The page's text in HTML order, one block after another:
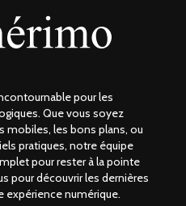
pour les
Que vous soyez
mobiles, les bons plans, ou
pratiques, notre équipe
pour rester à la pointe
pour découvrir les dernières
numérique.